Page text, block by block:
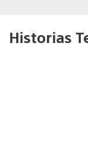
Historias